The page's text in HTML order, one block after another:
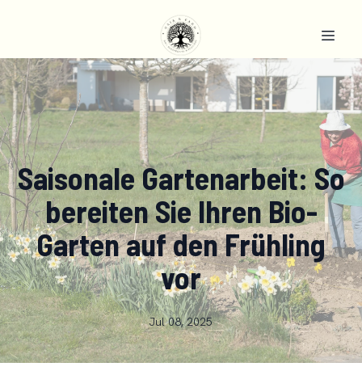
Saisonale Gartenarbeit: So
bereiten Sie Ihren Bio-
Garten auf den Frühling
vor
Jul 08, 2025